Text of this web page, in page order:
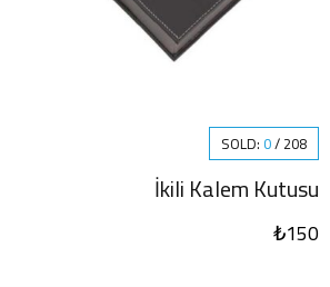
SOLD: 0/208
İkili Kalem Kutusu
₺150